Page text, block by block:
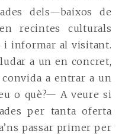
dels—baixos de
recintes culturals
i informar al visitant.
a un en concret,
a entrar a un
o què?— A veure si
per tanta oferta
passar primer per